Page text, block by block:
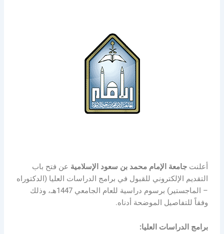
أعلنتجامعة الإمام محمد بن سعود الإسلامية عن فتح باب
التقديم الإلكتروني للقبول في برامج الدراسات العليا (الدكتوراه
– الماجستير) برسوم دراسية للعام الجامعي 1447هـ، وذلك
وفقاً للتفاصيل الموضحة أدناه.
برامج الدراسات العليا: